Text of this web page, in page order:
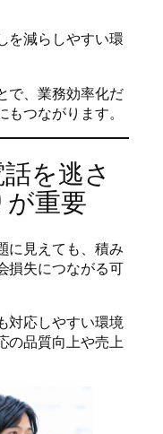
を減らしやすい環
で、業務効率化だ
つながります。
を逃さ
重要
に見えても、積み
損失につながる可
対応しやすい環境
の品質向上や売上